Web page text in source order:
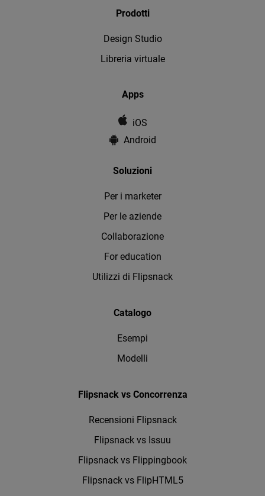
Prodotti
Design Studio
Libreria virtuale
Apps
iOS
Android
Soluzioni
Per i marketer
Per le aziende
Collaborazione
For education
Utilizzi di Flipsnack
Catalogo
Esempi
Modelli
Flipsnack vs Concorrenza
Recensioni Flipsnack
Flipsnack vs Issuu
Flipsnack vs Flippingbook
Flipsnack vs FlipHTML5